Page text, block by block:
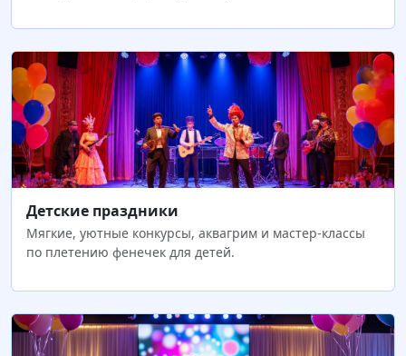
Детские праздники
Мягкие, уютные конкурсы, аквагрим и мастер-классы
по плетению фенечек для детей.